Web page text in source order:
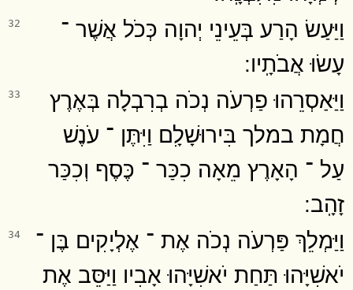
32
וַיַּעַשׂ הָרַע בְּעֵינֵי יְהוָה כְּכֹל אֲשֶׁר ־
עָשׂוּ אֲבֹתָֽיו ׃
33
וַיַּאַסְרֵהוּ פַרְעֹה נְכֹה בְרִבְלָה בְּאֶרֶץ
חֲמָת במלך בִּירוּשָׁלִָם וַיִּתֶּן ־ עֹנֶשׁ
עַל ־ הָאָרֶץ מֵאָה כִכַּר ־ כֶּסֶף וְכִכַּר
זָהָֽב ׃
34
וַיַּמְלֵךְ פַּרְעֹה נְכֹה אֶת ־ אֶלְיָקִים בֶּן ־
יֹאשִׁיָּהוּ תַּחַת יֹאשִׁיָּהוּ אָבִיו וַיַּסֵּב אֶת